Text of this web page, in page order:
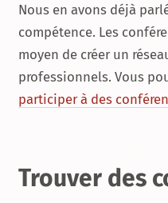
Nous en avons déjà
compétence. Les
moyen de créer un
professionnels. Vous
participer à des
Trouver des